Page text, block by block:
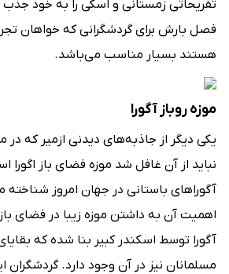
تفریحاتی زمستانی و اسکی را به خود جذب
فصل بارش برای گردشگرانی که خواهان
هستند بسیار مناسب می‌باشد.
موزه روباز آگورا
یکی دیگر از جاذبه‌های دیدنی ازمیر که در
نباید از آن غافل شد موزه فضای باز اگورا
آگوراهای باستانی در جهان امروز
اهمیت آن به داشتن موزه زیبا در فضای
آگورا توسط اسکندر کبیر بنا شده که
مسلمانان نیز در آن وجود دارد. گردشگران